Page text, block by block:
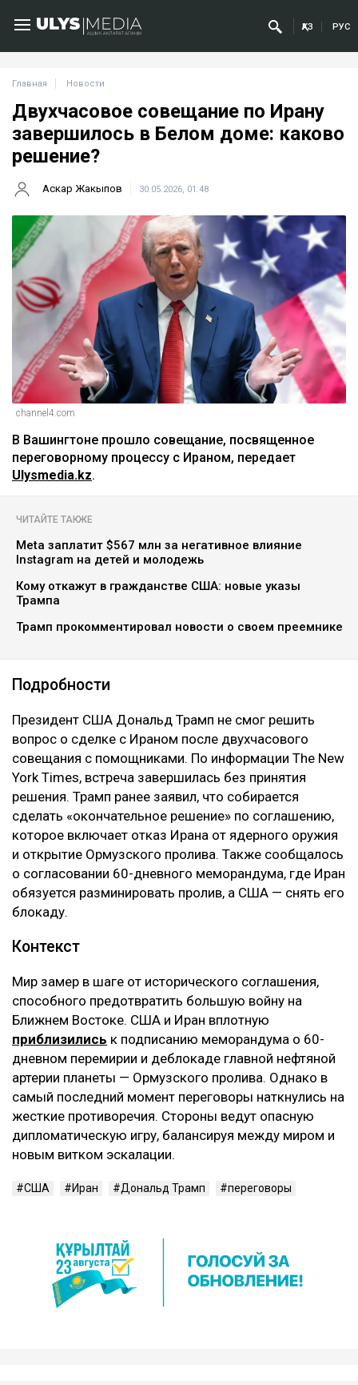
ҚАЗ РУС
Главная Новости
Двухчасовое совещание по Ирану
завершилось в Белом доме: каково
решение?
Аскар Жакыпов 30.05.2026, 01:48
channel4.com
В Вашингтоне прошло совещание, посвященное
переговорному процессу с Ираном, передает
Ulysmedia.kz.
ЧИТАЙТЕ ТАКЖЕ
Meta заплатит $567 млн за негативное влияние
Instagram на детей и молодежь
Кому откажут в гражданстве США: новые указы
Трампа
Трамп прокомментировал новости о своем преемнике
Подробности
Президент США Дональд Трамп не смог решить
вопрос о сделке с Ираном после двухчасового
совещания с помощниками. По информации The New
York Times, встреча завершилась без принятия
решения. Трамп ранее заявил, что собирается
сделать «окончательное решение» по соглашению,
которое включает отказ Ирана от ядерного оружия
и открытие Ормузского пролива. Также сообщалось
о согласовании 60-дневного меморандума, где Иран
обязуется разминировать пролив, а США — снять его
блокаду.
Контекст
Мир замер в шаге от исторического соглашения,
способного предотвратить большую войну на
Ближнем Востоке. США и Иран вплотную
приблизились к подписанию меморандума о 60-
дневном перемирии и деблокаде главной нефтяной
артерии планеты — Ормузского пролива. Однако в
самый последний момент переговоры наткнулись на
жесткие противоречия. Стороны ведут опасную
дипломатическую игру, балансируя между миром и
новым витком эскалации.
США Иран Дональд Трамп переговоры